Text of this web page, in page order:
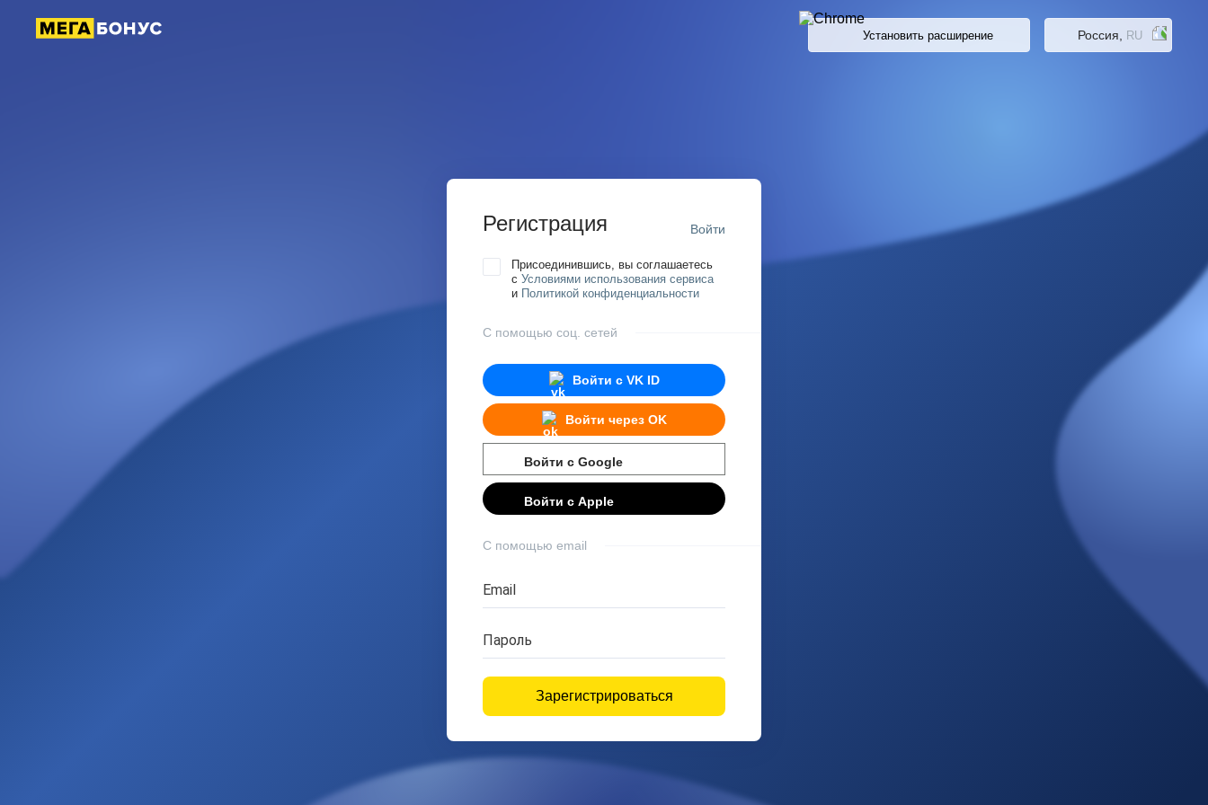
Регистрация Войти
Присоединившись, вы соглашаетесь
с Условиями использования сервиса
и Политикой конфиденциальности
С помощью соц. сетей
Войти с VK ID
Войти через OK
Войти с Google
Войти с Apple
С помощью email
Email
Пароль
Зарегистрироваться
Установить расширение Россия, RU